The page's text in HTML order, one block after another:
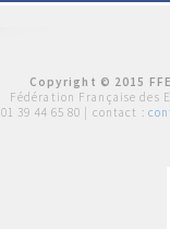
Copyright © 2015
Fédération Française des
01 39 44 65 80 | contact :